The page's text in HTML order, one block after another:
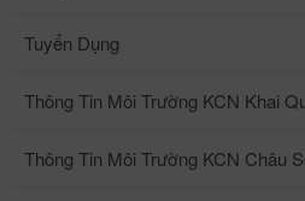
Tuyển Dụng
Thông Tin Môi Trường KCN Khai
Thông Tin Môi Trường KCN Châu